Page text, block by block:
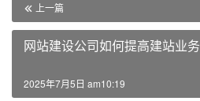
上一篇
网站建设公司如何提高建站业务
2025年7月5日 am10:19